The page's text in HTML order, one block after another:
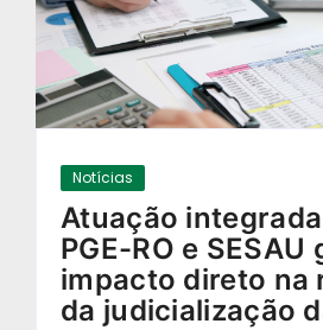
Notícias
Atuação
PGE-RO e SESAU
impacto direto na
da judicialização